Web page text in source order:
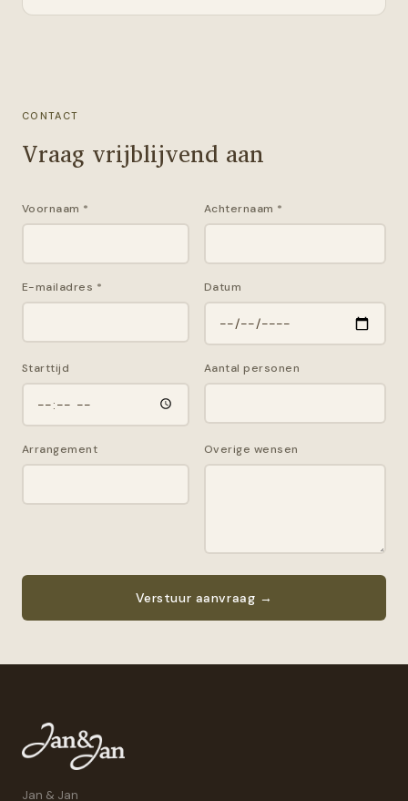
CONTACT
Vraag vrijblijvend aan
Voornaam * Achternaam *
E-mailadres * Datum
Starttijd Aantal personen
Arrangement Overige wensen
Verstuur aanvraag →
Jan & Jan